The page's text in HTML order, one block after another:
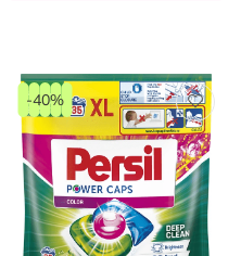
-40%